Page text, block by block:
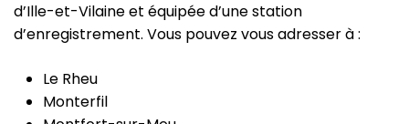
d’Ille-et-Vilaine et équipée d’une station
d’enregistrement. Vous pouvez vous adresser à :
Le Rheu
Monterfil